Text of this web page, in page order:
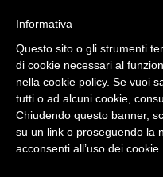
DESIGN
EVENTI
MOBILE
PROMOZIONI
Informativa
Questo sito o gli strumenti
di cookie necessari al
nella cookie policy. Se vuoi
tutti o ad alcuni cookie,
Chiudendo questo banner,
su un link o proseguendo la
acconsenti all’uso dei cookie.